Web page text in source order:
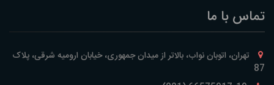
تماس با ما
تهران، اتوبان نواب، بالاتر از میدان جمهوری، خیابان ارومیه شرقی، پلاک
87